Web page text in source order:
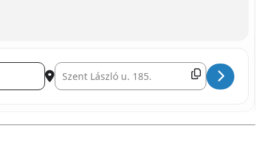
Destination Address - Wasserpistolen-Schlacht []